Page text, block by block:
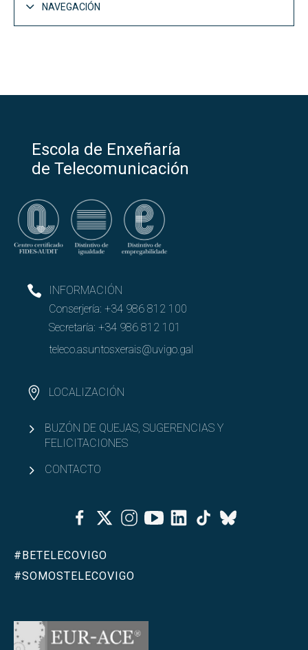
NAVEGACIÓN
Escola de Enxeñaría
de Telecomunicación
INFORMACIÓN
Conserjería: +34 986 812 100
Secretaría: +34 986 812 101
teleco.asuntosxerais@uvigo.gal
LOCALIZACIÓN
BUZÓN DE QUEJAS, SUGERENCIAS Y
FELICITACIONES
CONTACTO
FacebookTwitterInstagramYoutubeLinkedinTiktok
Bluesky
#BETELECOVIGO
#SOMOSTELECOVIGO